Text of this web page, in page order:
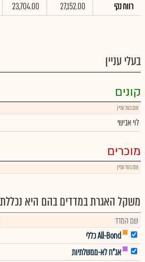
רווח נקי
27,152.00
23,704.00
בעלי עניין
קונים
שם בעל עניין
לוי אבישי
מוכרים
שם בעל עניין
משקל האגרת במדדים בהם היא נכללת
שם המדד
All-Bond כללי
אג"ח לא-ממשלתיות